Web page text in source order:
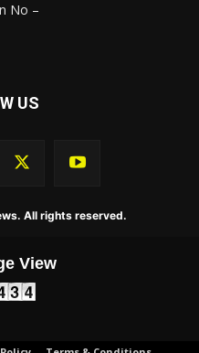
No –
US
All rights reserved.
View